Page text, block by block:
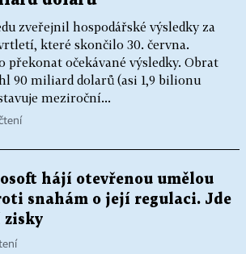
zveřejnil hospodářské výsledky za
které skončilo 30. června.
překonat očekávané výsledky. Obrat
90 miliard dolarů (asi 1,9 bilionu
meziroční...
hájí otevřenou umělou
snahám o její regulaci. Jde
zisky